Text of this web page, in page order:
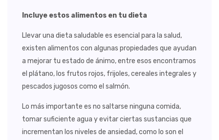
Incluye estos alimentos en tu dieta
Llevar una dieta saludable es esencial para la salud,
existen alimentos con algunas propiedades que ayudan
a mejorar tu estado de ánimo, entre esos encontramos
el plátano, los frutos rojos, frijoles, cereales integrales y
pescados jugosos como el salmón.
Lo más importante es no saltarse ninguna comida,
tomar suficiente agua y evitar ciertas sustancias que
incrementan los niveles de ansiedad, como lo son el